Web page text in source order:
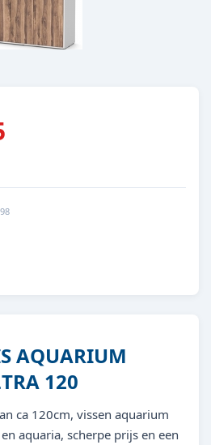
AQUARIUM
120
ca 120cm, vissen aquarium
aquaria, scherpe prijs en een